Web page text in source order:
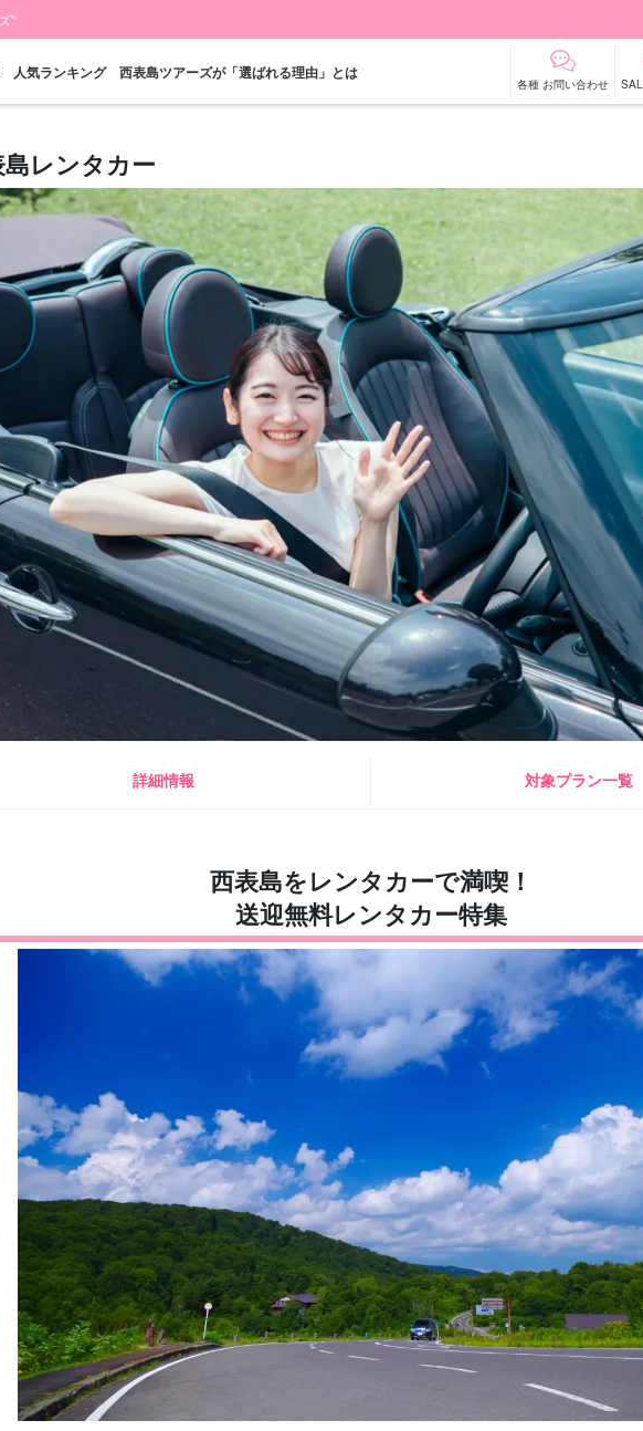
"
人気ランキング 西表島ツアーズが「選ばれる理由」とは
各種 お問い合わせ
予約OK
お得な割引
セットプラン
プレミアム
厳選プラン
西表島"滝"
ツアー
バラス島ツアー レンタカー 観光ツアー
レンタカー
詳細情報 対象プラン一覧
西表島をレンタカーで満喫！
送迎無料レンタカー特集